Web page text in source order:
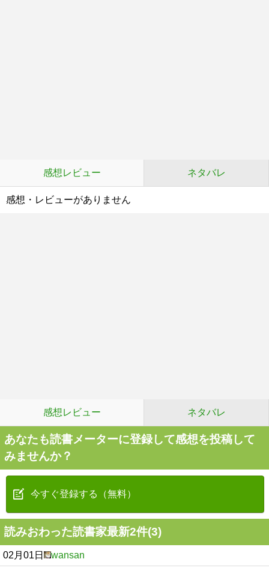
感想レビュー ネタバレ
感想・レビューがありません
感想レビュー ネタバレ
あなたも読書メーターに登録して感想を投稿して
みませんか？
今すぐ登録する（無料）
読みおわった読書家最新2件(3)
02月01日 wansan